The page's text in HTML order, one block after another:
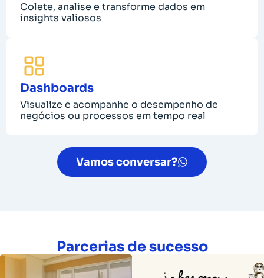
Colete, analise e transforme dados em
insights valiosos
Dashboards
Visualize e acompanhe o desempenho de
negócios ou processos em tempo real
Vamos conversar?
Parcerias de sucesso